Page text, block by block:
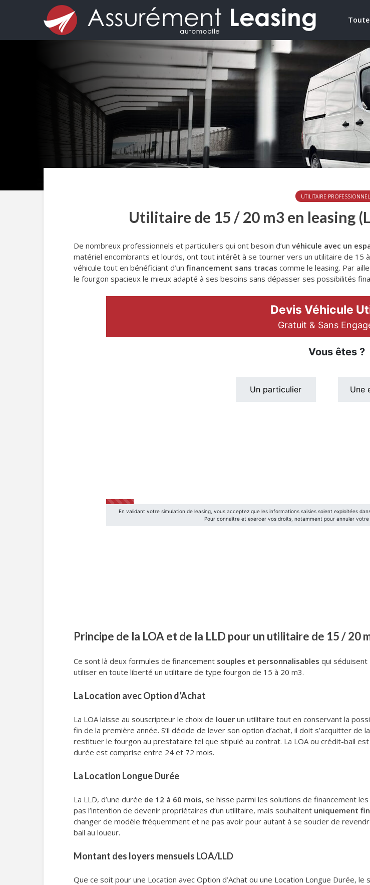
UTILITAIRE PROFESSIONNEL
Utilitaire de 15 / 20 m3 en leasing
De nombreux professionnels et particuliers qui ont besoin d’un véhicule avec un
matériel encombrants et lourds, ont tout intérêt à se tourner vers un utilitaire de 15
véhicule tout en bénéficiant d’un financement sans tracas comme le leasing. Par
le fourgon spacieux le mieux adapté à ses besoins sans dépasser ses possibilités
Principe de la LOA et de la LLD pour un utilitaire de 15 / 20
Ce sont là deux formules de financement souples et personnalisables qui
utiliser en toute liberté un utilitaire de type fourgon de 15 à 20 m3.
La Location avec Option d’Achat
La LOA laisse au souscripteur le choix de louer un utilitaire tout en conservant la
fin de la première année. S’il décide de lever son option d’achat, il doit s’acquitter
restituer le fourgon au prestataire tel que stipulé au contrat. La LOA ou crédit-bail
durée est comprise entre 24 et 72 mois.
La Location Longue Durée
La LLD, d’une durée de 12 à 60 mois, se hisse parmi les solutions de financement
pas l’intention de devenir propriétaires d’un utilitaire, mais souhaitent uniquement
changer de modèle fréquemment et ne pas avoir pour autant à se soucier de
bail au loueur.
Montant des loyers mensuels LOA/LLD
Que ce soit pour une Location avec Option d’Achat ou une Location Longue Durée,